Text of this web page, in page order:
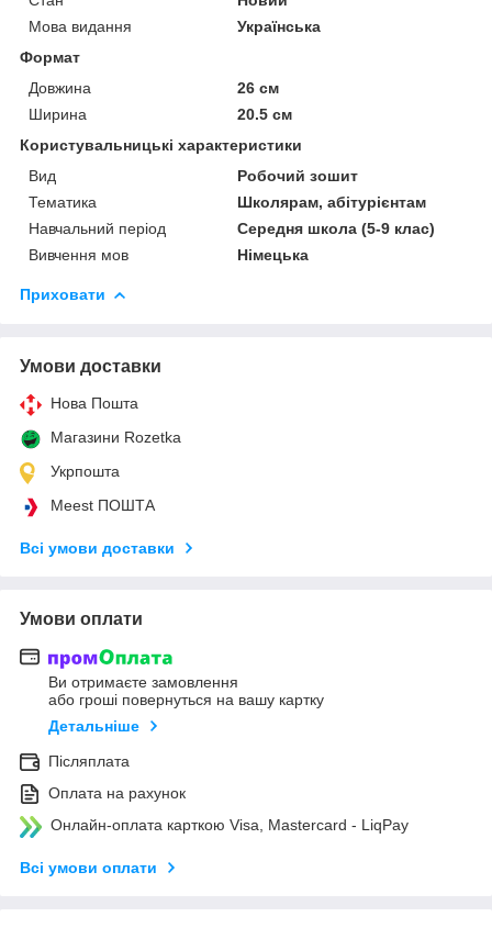
Мова видання
Українська
Формат
Довжина
26 см
Ширина
20.5 см
Користувальницькі характеристики
Вид
Робочий зошит
Тематика
Школярам, абітурієнтам
Навчальний період
Середня школа (5-9 клас)
Вивчення мов
Німецька
Приховати
Умови доставки
Нова Пошта
Магазини Rozetka
Укрпошта
Meest ПОШТА
Всі умови доставки
Умови оплати
Ви отримаєте замовлення
або гроші повернуться на вашу картку
Детальніше
Післяплата
Оплата на рахунок
Онлайн-оплата карткою Visa, Mastercard - LiqPay
Всі умови оплати